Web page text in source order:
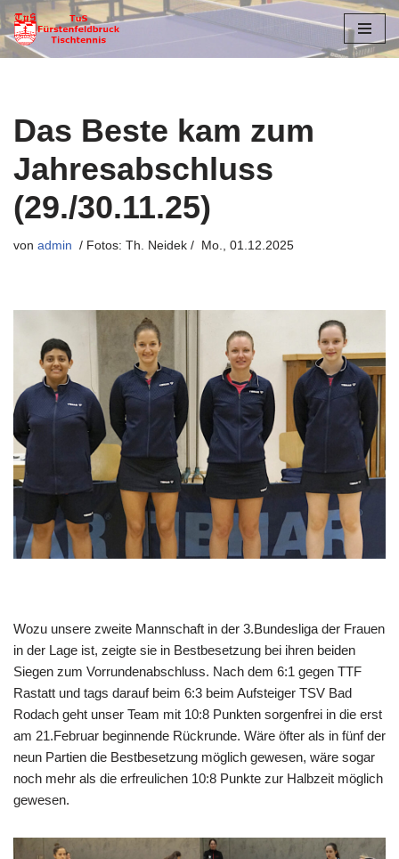
Zum
Das Beste kam zum
Jahresabschluss
(29./30.11.25)
von admin Mo., 01.12.2025
Wozu unsere zweite Mannschaft in der 3.Bundesliga der Frauen
in der Lage ist, zeigte sie in Bestbesetzung bei ihren beiden
Siegen zum Vorrundenabschluss. Nach dem 6:1 gegen TTF
Rastatt und tags darauf beim 6:3 beim Aufsteiger TSV Bad
Rodach geht unser Team mit 10:8 Punkten sorgenfrei in die erst
am 21.Februar beginnende Rückrunde. Wäre öfter als in fünf der
neun Partien die Bestbesetzung möglich gewesen, wäre sogar
noch mehr als die erfreulichen 10:8 Punkte zur Halbzeit möglich
gewesen.